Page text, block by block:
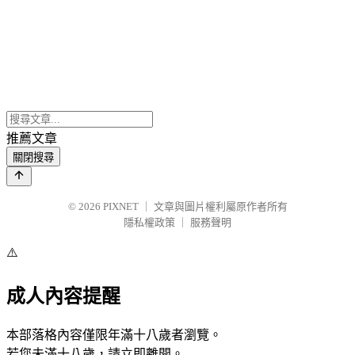
推薦文章
關閉搜尋
© 2026 PIXNET
文章與圖片權利屬原作者所有
隱私權政策
服務聲明
⚠️
成人內容提醒
本部落格內容僅限年滿十八歲者瀏覽。